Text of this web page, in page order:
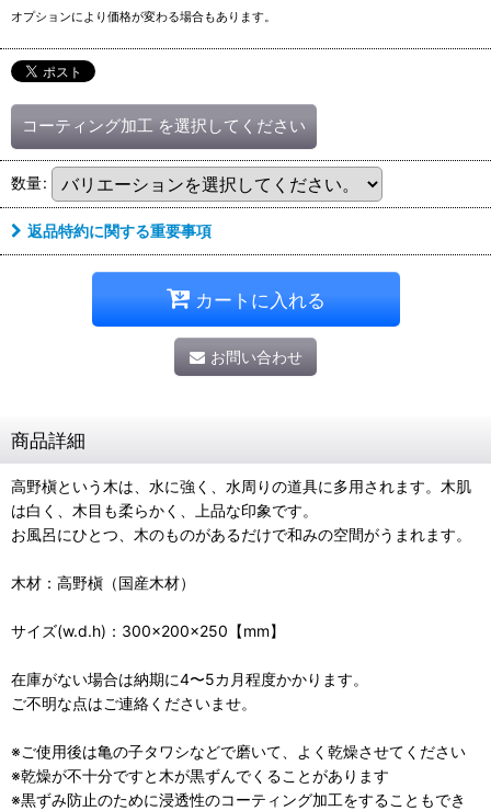
オプションにより価格が変わる場合もあります。
コーティング加工 を選択してください
数量:
返品特約に関する重要事項
カートに入れる
お問い合わせ
商品詳細
高野槇という木は、水に強く、水周りの道具に多用されます。木肌
は白く、木目も柔らかく、上品な印象です。
お風呂にひとつ、木のものがあるだけで和みの空間がうまれます。
木材：高野槇（国産木材）
サイズ(w.d.h)：300×200×250【mm】
在庫がない場合は納期に4〜5カ月程度かかります。
ご不明な点はご連絡くださいませ。
※ご使用後は亀の子タワシなどで磨いて、よく乾燥させてください
※乾燥が不十分ですと木が黒ずんでくることがあります
※黒ずみ防止のために浸透性のコーティング加工をすることもでき